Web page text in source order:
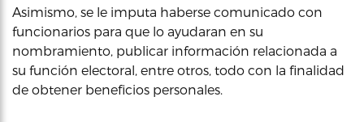
Asimismo, se le imputa haberse comunicado con
funcionarios para que lo ayudaran en su
nombramiento, publicar información relacionada a
su función electoral, entre otros, todo con la finalidad
de obtener beneficios personales.